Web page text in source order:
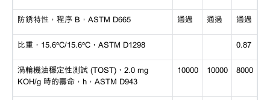
防銹特性，程序 B，ASTM D665 通過 通過 通過
比重， 15.6ºC/15.6ºC，ASTM D1298 0.87
渦輪機油穩定性測試(TOST)，2.0 mg
KOH/g 時的壽命，h，ASTM D943
10000 10000 8000